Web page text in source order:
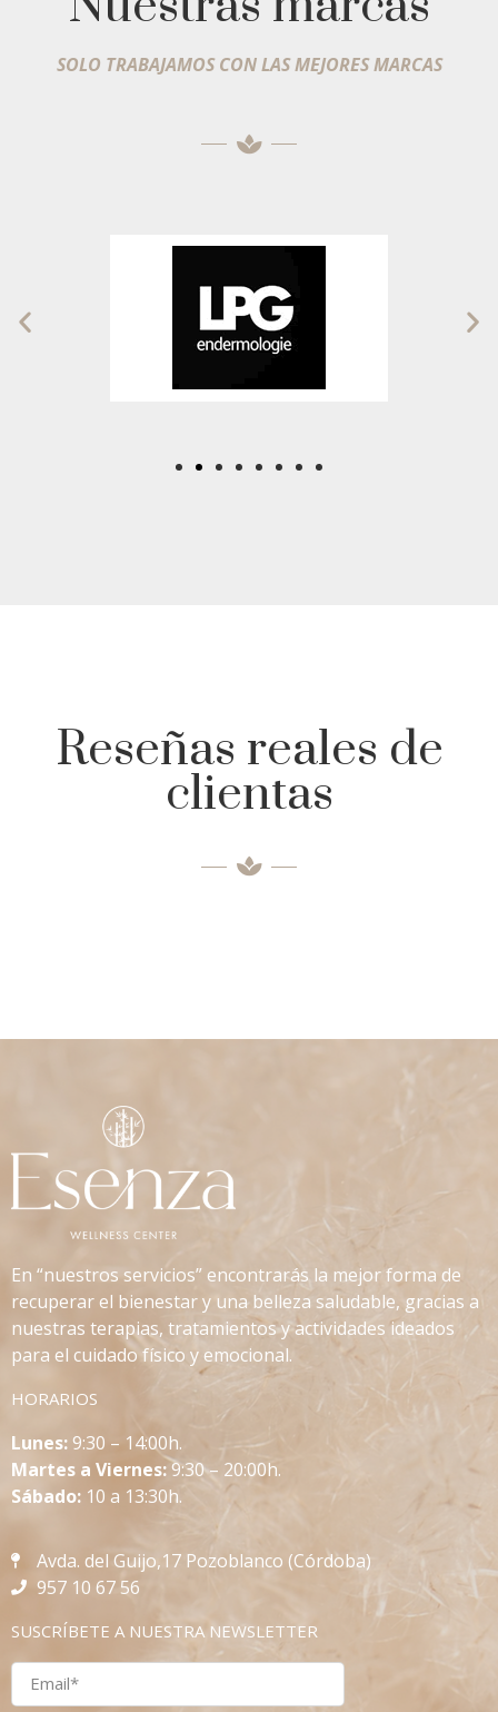
SOLO TRABAJAMOS CON LAS MEJORES MARCAS
Reseñas reales de
clientas
En “nuestros servicios” encontrarás la mejor forma de
recuperar el bienestar y una belleza saludable, gracias a
nuestras terapias, tratamientos y actividades ideados
para el cuidado físico y emocional.
HORARIOS
Lunes:9:30 – 14:00h.
Martes a Viernes:9:30 – 20:00h.
Sábado: 10 a 13:30h.
Avda. del Guijo,17 Pozoblanco (Córdoba)
957 10 67 56
SUSCRÍBETE A NUESTRA NEWSLETTER